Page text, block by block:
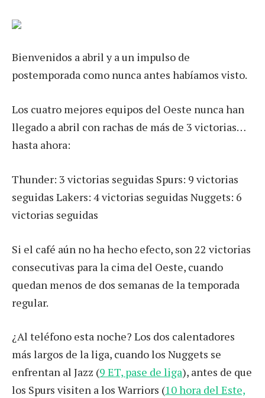
Bienvenidos a abril y a un impulso de
postemporada como nunca antes habíamos visto.
Los cuatro mejores equipos del Oeste nunca han
llegado a abril con rachas de más de 3 victorias…
hasta ahora:
Thunder: 3 victorias seguidas Spurs: 9 victorias
seguidas Lakers: 4 victorias seguidas Nuggets: 6
victorias seguidas
Si el café aún no ha hecho efecto, son 22 victorias
consecutivas para la cima del Oeste, cuando
quedan menos de dos semanas de la temporada
regular.
¿Al teléfono esta noche? Los dos calentadores
más largos de la liga, cuando los Nuggets se
enfrentan al Jazz (9 ET, pase de liga), antes de que
los Spurs visiten a los Warriors (10 hora del Este,